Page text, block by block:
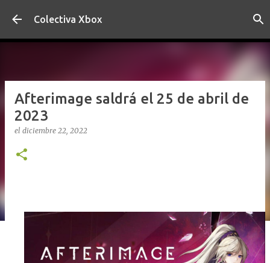
Ir al contenido principal
Colectiva Xbox
Afterimage saldrá el 25 de abril de
2023
el diciembre 22, 2022